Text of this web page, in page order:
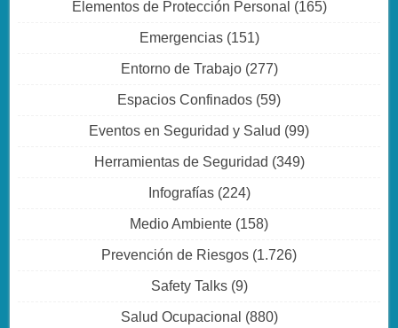
Elementos de Protección Personal (165)
Emergencias(151)
Entorno de Trabajo(277)
Espacios Confinados (59)
Eventos en Seguridad y Salud (99)
Herramientas de Seguridad (349)
Infografías(224)
Medio Ambiente (158)
Prevención de Riesgos (1.726)
Safety Talks(9)
Salud Ocupacional (880)